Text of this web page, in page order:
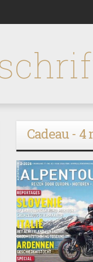
Cadeau - 4